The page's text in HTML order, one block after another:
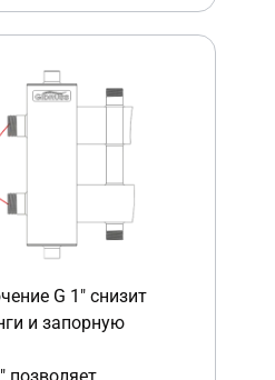
позволяет с одного
температуру
G 1″ снизит
и запорную